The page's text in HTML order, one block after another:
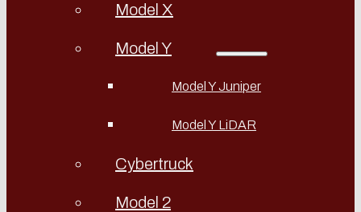
Model X
Model Y
Model Y Juniper
Model Y LiDAR
Cybertruck
Model 2